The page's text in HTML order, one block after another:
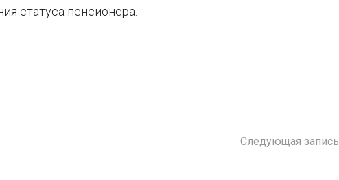
статуса пенсионера.
Следующая запись